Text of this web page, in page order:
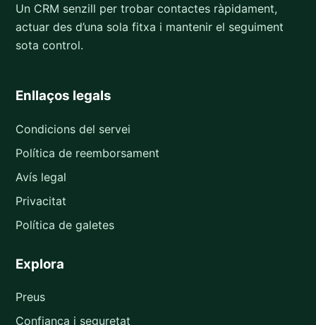
Un CRM senzill per trobar contactes ràpidament,
actuar des d’una sola fitxa i mantenir el seguiment
sota control.
Enllaços legals
Condicions del servei
Política de reemborsament
Avís legal
Privacitat
Política de galetes
Explora
Preus
Confiança i seguretat